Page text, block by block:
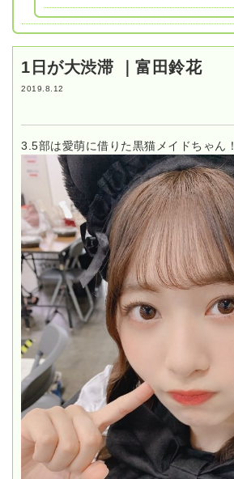
1日が大渋滞 ｜富田鈴花
2019.8.12
3.5部は愛萌に借りた黒猫メイドちゃん！